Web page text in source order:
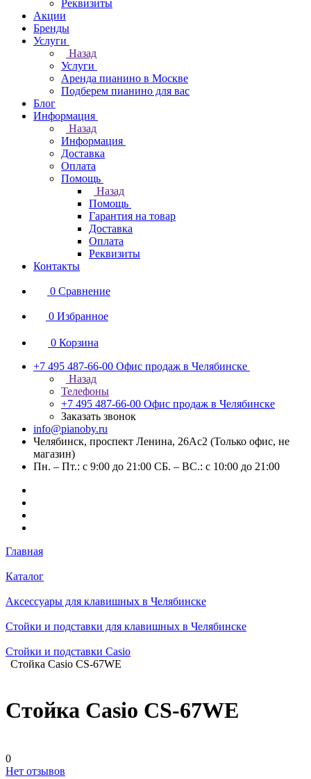
Реквизиты
Акции
Бренды
Услуги
Назад
Услуги
Аренда пианино в Москве
Подберем пианино для вас
Блог
Информация
Назад
Информация
Доставка
Оплата
Помощь
Назад
Помощь
Гарантия на товар
Доставка
Оплата
Реквизиты
Контакты
0 Сравнение
0 Избранное
0 Корзина
+7 495 487-66-00 Офис продаж в Челябинске
Назад
Телефоны
+7 495 487-66-00 Офис продаж в Челябинске
Заказать звонок
info@pianoby.ru
Челябинск, проспект Ленина, 26Ас2 (Только офис, не
магазин)
Пн. – Пт.: с 9:00 до 21:00 СБ. – ВС.: с 10:00 до 21:00
Главная
Каталог
Аксессуары для клавишных в Челябинске
Стойки и подставки для клавишных в Челябинске
Стойки и подставки Casio
Стойка Casio CS-67WE
Стойка Casio CS-67WE
0
Нет отзывов